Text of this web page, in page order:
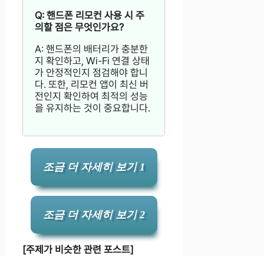
Q: 핸드폰 리모컨 사용 시 주
의할 점은 무엇인가요?
A: 핸드폰의 배터리가 충분한
지 확인하고, Wi-Fi 연결 상태
가 안정적인지 점검해야 합니
다. 또한, 리모컨 앱이 최신 버
전인지 확인하여 최적의 성능
을 유지하는 것이 중요합니다.
조금 더 자세히 보기 1
조금 더 자세히 보기 2
[주제가 비슷한 관련 포스트]